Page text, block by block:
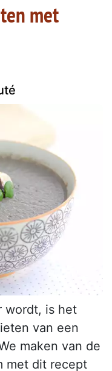
met
wordt, is het
van een
maken van de
met dit recept